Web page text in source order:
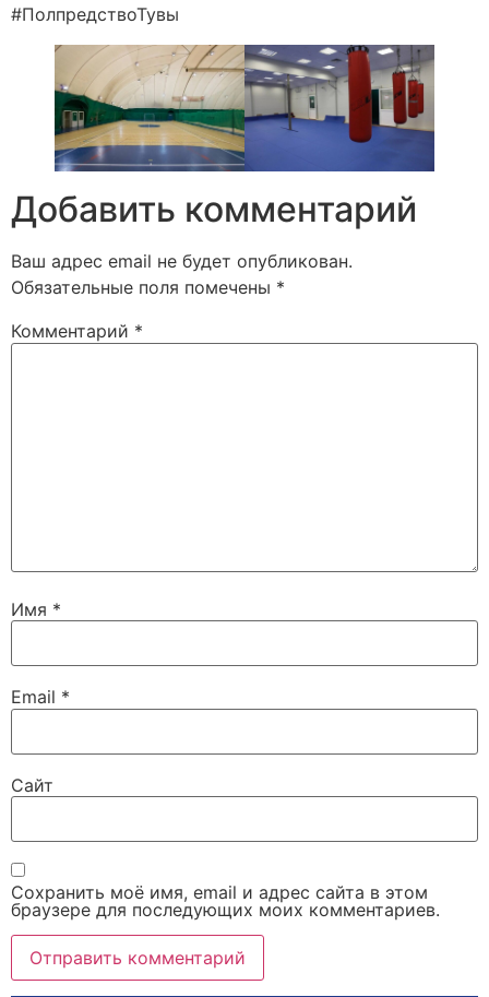
#ПолпредствоТувы
Добавить комментарий
Ваш адрес email не будет опубликован.
Обязательные поля помечены *
Комментарий *
Имя *
Email *
Сайт
Сохранить моё имя, email и адрес сайта в этом
браузере для последующих моих комментариев.